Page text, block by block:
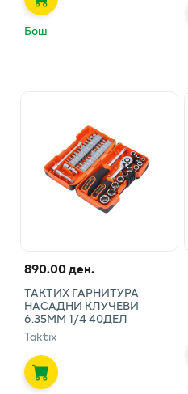
Бош
890.00 ден.
ТАКТИХ ГАРНИТУРА
НАСАДНИ КЛУЧЕВИ
6.35ММ 1/4 40ДЕЛ
Taktix